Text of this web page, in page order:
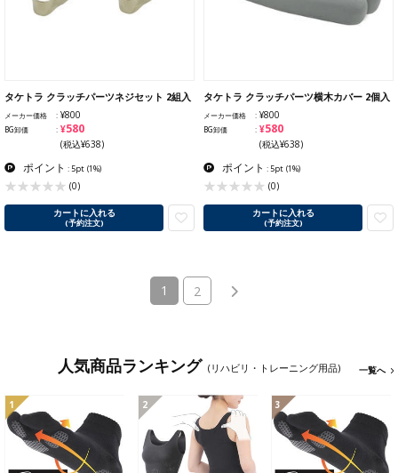
タケトラ クラッチパーツネジセット 2組入
メーカー価格 ¥800
BG卸価 ¥580
(税込¥638)
ポイント : 5pt (1%)
(0)
カートに入れる
(予約注文)
タケトラ クラッチパーツ横木カバー 2個入
メーカー価格 ¥800
BG卸価 ¥580
(税込¥638)
ポイント : 5pt (1%)
(0)
カートに入れる
(予約注文)
1 (current)
2
人気商品ランキング (リハビリ・トレーニング用品) 一覧へ
1 2 3